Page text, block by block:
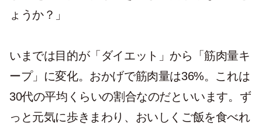
ょうか？」
いまでは目的が「ダイエット」から「筋肉量キ
ープ」に変化。おかげで筋肉量は36%。これは
30代の平均くらいの割合なのだといいます。ず
っと元気に歩きまわり、おいしくご飯を食べれ